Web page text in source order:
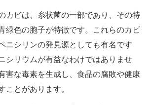
カビは、糸状菌の一部であり、その特
緑色の胞子が特徴です。これらのカビ
ニシリンの発見源としても有名です
シリウムが有益なわけではありませ
害な毒素を生成し、食品の腐敗や健康
ことがあります。